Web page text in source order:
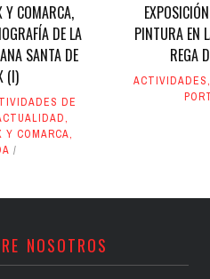
Y COMARCA,
DE LA
SANTA DE
(I)
DE
,
Y COMARCA,
PINTURA EN
REGA
ACTIVIDADES,
NOSOTROS